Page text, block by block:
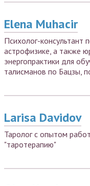
Elena Muhacir
Психолог-консультант
астрофизике, а также
энергопрактики для
талисманов по Бацзы,
Larisa Davidov
Таролог с опытом
"таротерапию"